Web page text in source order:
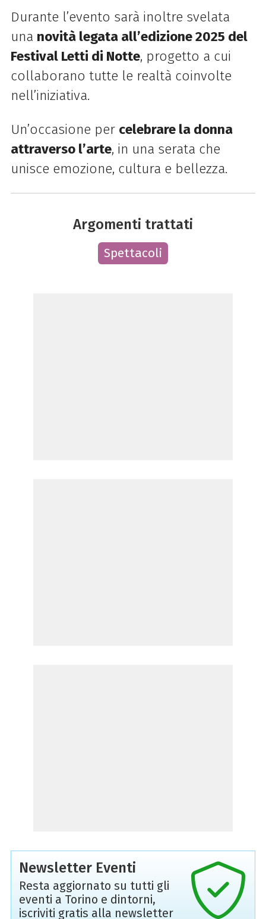
Durante l’evento sarà inoltre svelata
una novità legata all’edizione 2025 del
Festival Letti di Notte, progetto a cui
collaborano tutte le realtà coinvolte
nell’iniziativa.
Un’occasione per celebrare la donna
attraverso l’arte, in una serata che
unisce emozione, cultura e bellezza.
Argomenti trattati
Spettacoli
Newsletter Eventi
Resta aggiornato su tutti gli
eventi a Torino e dintorni,
iscriviti gratis alla newsletter